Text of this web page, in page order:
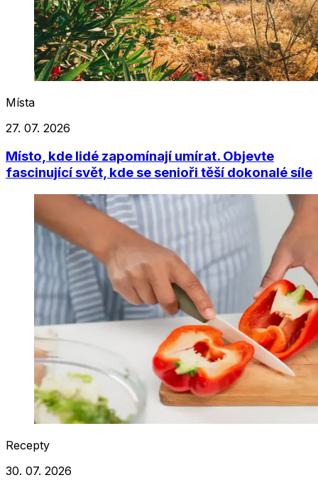
Místa
27. 07. 2026
Místo, kde lidé zapomínají umírat. Objevte
fascinující svět, kde se senioři těší dokonalé síle
Recepty
30. 07. 2026